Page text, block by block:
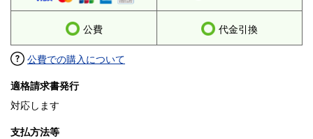
公費 代金引換
公費での購入について
適格請求書発行
対応します
支払方法等